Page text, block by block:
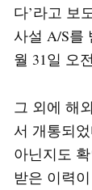
다’라고 보
사설 A/S를
월 31일 오
그 외에 해
서 개통되
아닌지도
받은 이력